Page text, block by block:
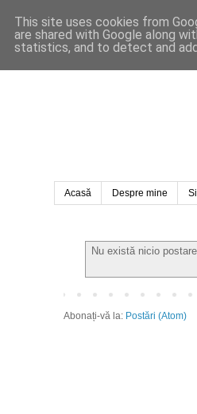
Acasă Despre mine
Nu există nicio
Abonați-vă la: Postări (Atom)
This site uses cookies from
are shared with Google along
statistics, and to detect and